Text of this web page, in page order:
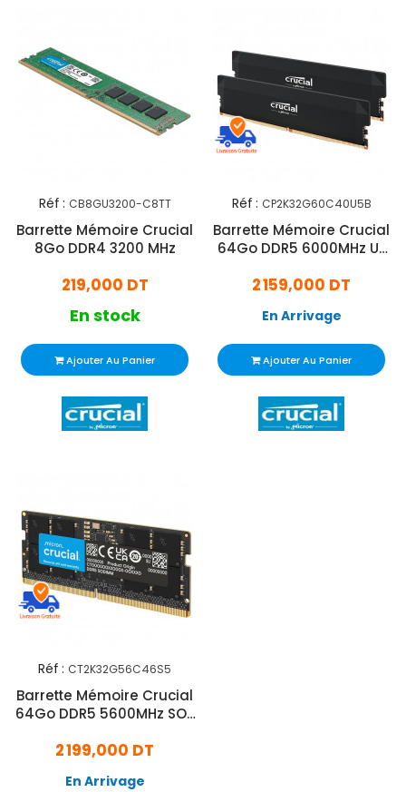
Réf : CB8GU3200-C8TT
Barrette Mémoire Crucial
8Go DDR4 3200 MHz
219,000 DT
En stock
Ajouter Au Panier
Réf : CP2K32G60C40U5B
Barrette Mémoire Crucial
64Go DDR5 6000MHz U-
2 159,000 DT
En Arrivage
Ajouter Au Panier
Réf : CT2K32G56C46S5
Barrette Mémoire Crucial
64Go DDR5 5600MHz SO-
2 199,000 DT
En Arrivage